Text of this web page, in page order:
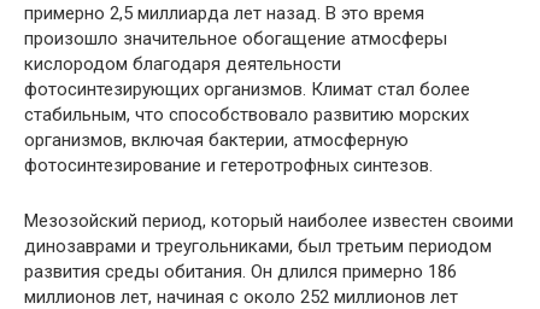
примерно 2,5 миллиарда лет назад. В это время
произошло значительное обогащение атмосферы
кислородом благодаря деятельности
фотосинтезирующих организмов. Климат стал более
стабильным, что способствовало развитию морских
организмов, включая бактерии, атмосферную
фотосинтезирование и гетеротрофных синтезов.
Мезозойский период, который наиболее известен своими
динозаврами и треугольниками, был третьим периодом
развития среды обитания. Он длился примерно 186
миллионов лет, начиная с около 252 миллионов лет